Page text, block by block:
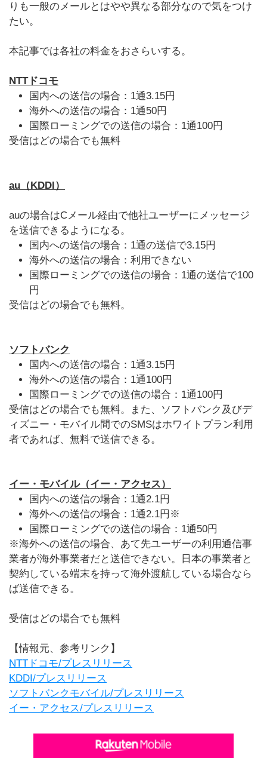
りも一般のメールとはやや異なる部分なので気をつけ
たい。
本記事では各社の料金をおさらいする。
NTTドコモ
国内への送信の場合：1通3.15円
海外への送信の場合：1通50円
国際ローミングでの送信の場合：1通100円
受信はどの場合でも無料
au（KDDI）
auの場合はCメール経由で他社ユーザーにメッセージ
を送信できるようになる。
国内への送信の場合：1通の送信で3.15円
海外への送信の場合：利用できない
国際ローミングでの送信の場合：1通の送信で100
円
受信はどの場合でも無料。
ソフトバンク
国内への送信の場合：1通3.15円
海外への送信の場合：1通100円
国際ローミングでの送信の場合：1通100円
受信はどの場合でも無料。また、ソフトバンク及びデ
ィズニー・モバイル間でのSMSはホワイトプラン利用
者であれば、無料で送信できる。
イー・モバイル（イー・アクセス）
国内への送信の場合：1通2.1円
海外への送信の場合：1通2.1円※
国際ローミングでの送信の場合：1通50円
※海外への送信の場合、あて先ユーザーの利用通信事
業者が海外事業者だと送信できない。日本の事業者と
契約している端末を持って海外渡航している場合なら
ば送信できる。
受信はどの場合でも無料
【情報元、参考リンク】
NTTドコモ/プレスリリース
KDDI/プレスリリース
ソフトバンクモバイル/プレスリリース
イー・アクセス/プレスリリース